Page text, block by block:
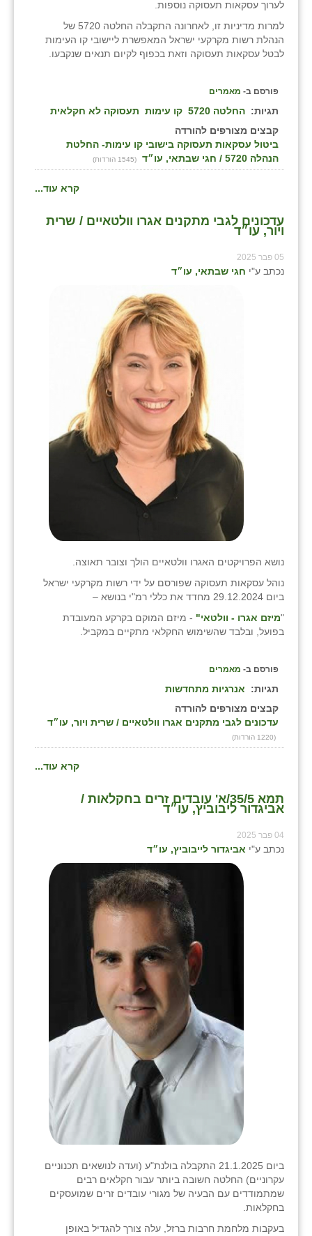
לערוך עסקאות תעסוקה נוספות.
למרות מדיניות זו, לאחרונה התקבלה החלטה 5720 של
הנהלת רשות מקרקעי ישראל המאפשרת ליישובי קו העימות
לבטל עסקאות תעסוקה וזאת בכפוף לקיום תנאים שנקבעו.
פורסם ב- מאמרים
תגיות: החלטה 5720 קו עימות תעסוקה לא חקלאית
קבצים מצורפים להורדה
ביטול עסקאות תעסוקה בישובי קו עימות- החלטת
הנהלה 5720 / חגי שבתאי, עו״ד
(1545 הורדות)
קרא עוד...
עדכונים לגבי מתקנים אגרו וולטאיים / שרית
ויור, עו״ד
05 פבר 2025
נכתב ע"י חגי שבתאי, עו״ד
נושא הפרויקטים האגרו וולטאיים הולך וצובר תאוצה.
נוהל עסקאות תעסוקה שפורסם על ידי רשות מקרקעי ישראל
ביום 29.12.2024 מחדד את כללי רמ"י בנושא –
"מיזם אגרו - וולטאי" - מיזם המוקם בקרקע המעובדת
בפועל, ובלבד שהשימוש החקלאי מתקיים במקביל.
פורסם ב- מאמרים
תגיות:
אנרגיות מתחדשות
קבצים מצורפים להורדה
עדכונים לגבי מתקנים אגרו וולטאיים / שרית ויור, עו״ד
(1220 הורדות)
קרא עוד...
תמא 35/5/א' עובדים זרים בחקלאות /
אביגדור ליבוביץ, עו״ד
04 פבר 2025
נכתב ע"י אביגדור לייבוביץ, עו״ד
ביום 21.1.2025 התקבלה בולנת"ע (ועדה לנושאים תכנוניים
עקרוניים) החלטה חשובה ביותר עבור חקלאים רבים
שמתמודדים עם הבעיה של מגורי עובדים זרים שמועסקים
בחקלאות.
בעקבות מלחמת חרבות ברזל, עלה צורך להגדיל באופן